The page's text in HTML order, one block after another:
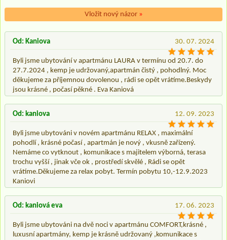
Vložit nový názor »
30. 07. 2024
Od: Kaniova
Byli jsme ubytování v apartmánu LAURA v termínu od 20.7. do
27.7.2024 , kemp je udržovaný,apartmán čistý , pohodlný. Moc
děkujeme za příjemnou dovolenou , rádi se opět vrátíme.Beskydy
jsou krásné , počasí pěkné . Eva Kaniová
12. 09. 2023
Od: kaniova
Byli jsme ubytováni v novém apartmánu RELAX , maximální
pohodlí , krásné počasí , apartmán je nový , vkusně zařízený.
Nemáme co vytknout , komunikace s majitelem výborná, terasa
trochu vyšší , jinak vče ok , prostředí skvělé , Rádi se opět
vrátíme.Děkujeme za relax pobyt. Termín pobytu 10,-12.9.2023
Kaniovi
17. 06. 2023
Od: kaniová eva
Byli jsme ubytováni na dvě noci v apartmánu COMFORT,krásné ,
luxusní apartmány, kemp je krásně udržovaný ,komunikace s